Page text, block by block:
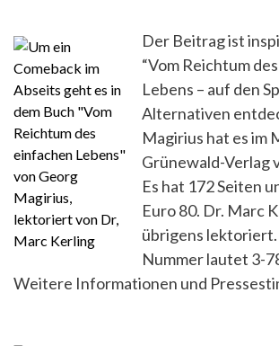
Der Beitrag ist
“Vom Reichtum
Lebens – auf den
Alternativen
Magirius hat es im
Grünewald-Verlag
Es hat 172 Seiten
Euro 80. Dr. Marc
übrigens lektoriert.
Nummer lautet 3-
Weitere Informationen und